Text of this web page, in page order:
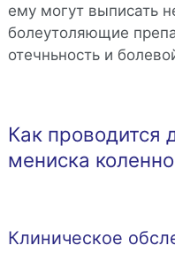
ему могут выписать
болеутоляющие
отечньность и
Как проводится
мениска
Клиническое